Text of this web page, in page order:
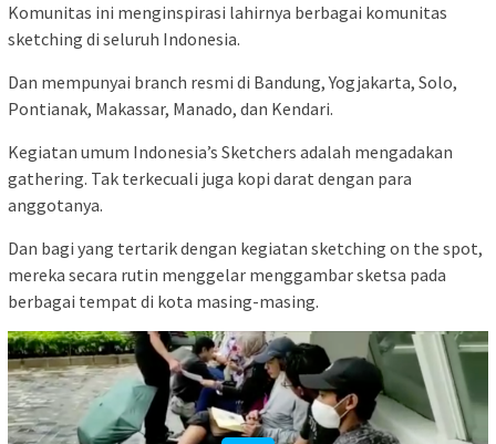
Komunitas ini menginspirasi lahirnya berbagai komunitas
sketching di seluruh Indonesia.
Dan mempunyai branch resmi di Bandung, Yogjakarta, Solo,
Pontianak, Makassar, Manado, dan Kendari.
Kegiatan umum Indonesia’s Sketchers adalah mengadakan
gathering. Tak terkecuali juga kopi darat dengan para
anggotanya.
Dan bagi yang tertarik dengan kegiatan sketching on the spot,
mereka secara rutin menggelar menggambar sketsa pada
berbagai tempat di kota masing-masing.